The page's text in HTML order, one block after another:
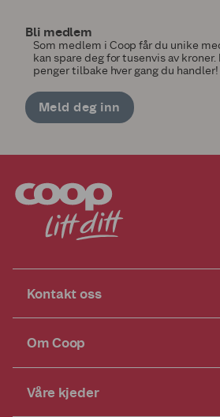
Bli medlem
Som medlem i Coop får du unike
kan spare deg for tusenvis av
penger tilbake hver gang du handler!
Meld deg inn
Kontakt oss
Om Coop
Våre kjeder